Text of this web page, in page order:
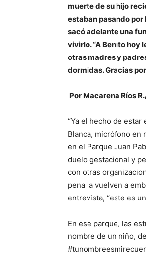
muerte de su hijo
estaban pasando por
sacó adelante una
vivirlo. “A Benito hoy
otras madres y
dormidas. Gracias por
Por Macarena Ríos
“Ya el hecho de
Blanca, micrófono en
en el Parque Juan
duelo gestacional y
con otras
pena la vuelven a
entrevista, “este es
En ese parque, las
nombre de un niño,